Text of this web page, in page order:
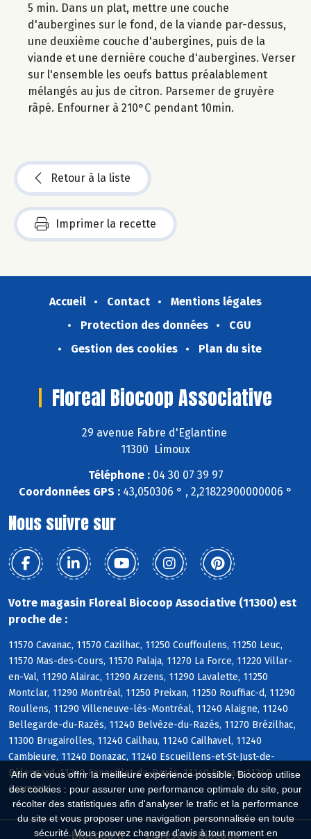
Afin de vous offrir la meilleure expérience possible, Biocoop utilise
des cookies : pour assurer une performance optimale du site, pour
récolter des statistiques afin d'analyser le trafic et la performance
du site et vous proposer une navigation personnalisée en toute
sécurité. Vous pouvez changer d'avis à tout moment en
5 min. Dans un plat, mettre une couche
d'aubergines sur le fond, de la viande par-dessus,
une deuxième couche d'aubergines, puis de la
viande et une dernière couche d'aubergines. Verser
sur l'ensemble les oeufs battus préalablement
mélangés au jus de citron. Parsemer de gruyère
râpé. Enfourner à 210°C pendant 10min.
Retour à la liste
Imprimer la recette
Accueil Contact
Mentions légales
Protection des données
CGU
Gestion des cookies
Plan du site
Floreal Biocoop Associative
29 avenue Fabre d'Eglantine
11300 Limoux
Téléphone :04 30 07 39 97
Coordonnées GPS : 43,050306 ° , 2,21822900000006 °
Nous suivre sur
Votre magasin Floreal Biocoop Associative (11300) est
proche de :
11570 Cavanac, 11570 Cazilhac, 11250 Couffoulens, 11250 Leuc,
11570 Mas-des-Cours, 11570 Palaja, 11270 La Force, 11220 Villar-
en-Val, 11290 Alairac, 11290 Arzens, 11290 Lavalette, 11250
Montclar, 11290 Montréal, 11250 Preixan, 11250 Rouffiac-d, 11290
Roullens, 11290 Villeneuve-lès-Montréal, 11240 Alaigne, 11240
Bellegarde-du-Razès, 11240 Belvèze-du-Razès, 11270 Brézilhac,
11300 Brugairolles, 11240 Cailhau, 11240 Cailhavel, 11240
Cambieure, 11240 Donazac, 11240 Escueillens-et-St-Just-de-
Bélengard, 11240 Fenouillet-du-Razès, 11240 Ferran, 11240
Gramazie
Biocoop.fr Le réseau Biocoop